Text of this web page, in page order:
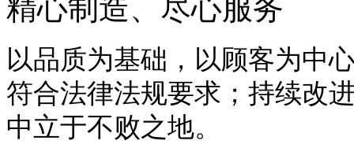
精心制造、尽心服务
以品质为基础，以顾客为中
符合法律法规要求；持续改
中立于不败之地。